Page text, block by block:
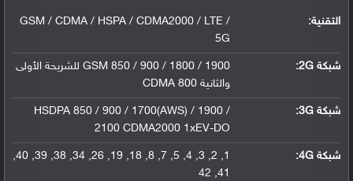
التقنية:
GSM / CDMA / HSPA / CDMA2000 / LTE /
5G
شبكة 2G:
GSM 850 / 900 / 1800 / 1900 للشريحة الأولى
والثانية CDMA 800
شبكة 3G :
HSDPA 850 / 900 / 1700(AWS) / 1900 /
2100 CDMA2000 1xEV-DO
شبكة 4G :
1, 2, 3, 4, 5, 7, 8, 18, 19, 26, 34, 38, 39, 40,
41, 42